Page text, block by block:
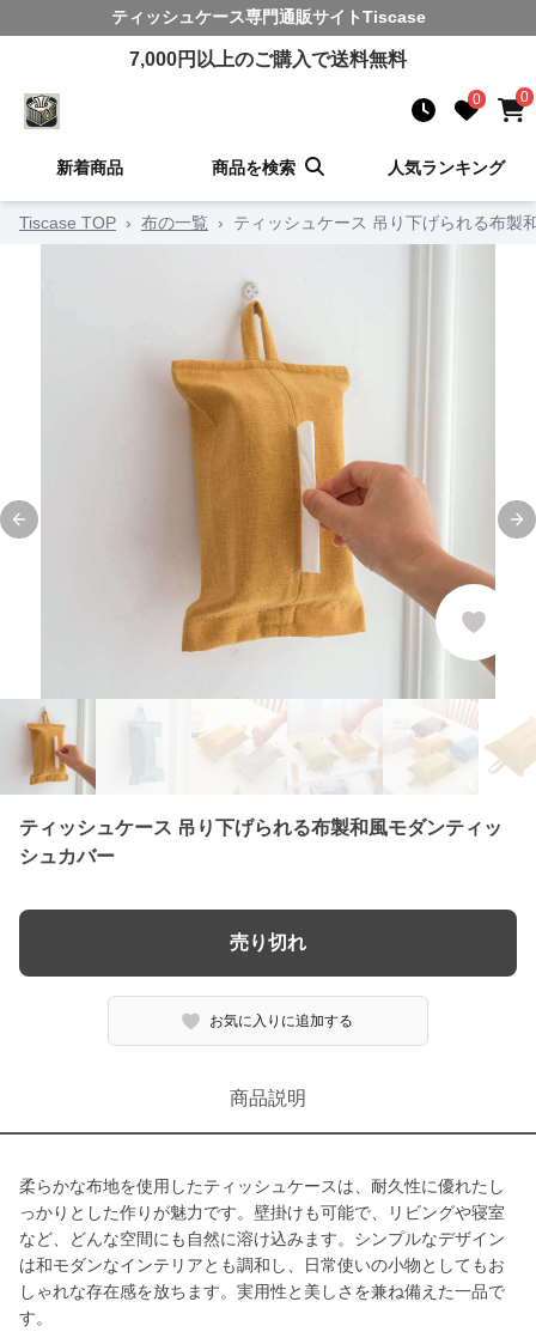
ティッシュケース専門通販サイトTiscase
7,000円以上のご購入で送料無料
0 0
新着商品 商品を検索 人気ランキング
Tiscase TOP › 布の一覧 › ティッシュケース 吊り下げられる布製
Previous slide
ティッシュケース 吊り下げられる布製和風モダンティッ
シュカバー
売り切れ
お気に入りに追加する
商品説明
柔らかな布地を使用したティッシュケースは、耐久性に優れたし
っかりとした作りが魅力です。壁掛けも可能で、リビングや寝室
など、どんな空間にも自然に溶け込みます。シンプルなデザイン
は和モダンなインテリアとも調和し、日常使いの小物としてもお
しゃれな存在感を放ちます。実用性と美しさを兼ね備えた一品で
す。